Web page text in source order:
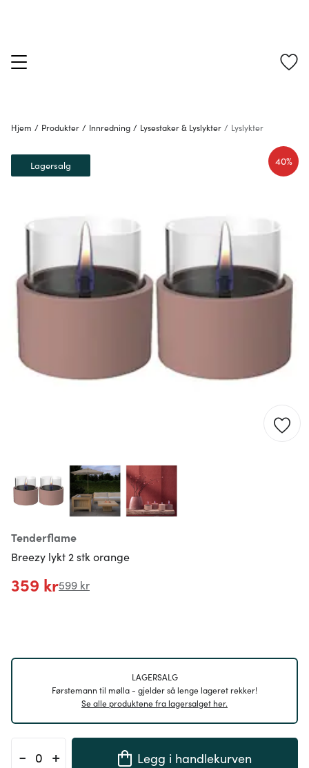
Hjem / Produkter / Innredning / Lysestaker & Lyslykter / Lyslykter
Tenderflame
Breezy lykt 2 stk orange
40%
Lagersalg
359 kr599 kr
LAGERSALG
Førstemann til mølla - gjelder så lenge lageret rekker!
Se alle produktene fra lagersalget her.
- + Legg i handlekurven